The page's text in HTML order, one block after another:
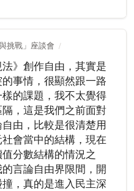
挑戰」座談會
》創作自由，其實是
事情，很顯然跟一路
的課題，我不太覺得
，這是我們之前面對
由，比較是很清楚用
會當中的結構，現在
分數結構的情況之
言論自由界限間，開
，真的是進入民主深